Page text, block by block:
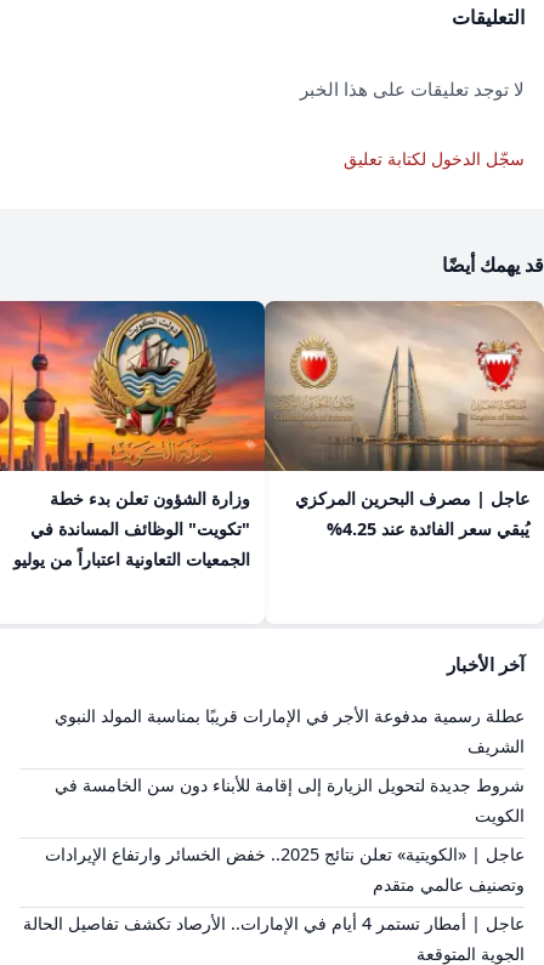
التعليقات
لا توجد تعليقات على هذا الخبر
سجّل الدخول لكتابة تعليق
قد يهمك أيضًا
عاجل | مصرف البحرين المركزي
يُبقي سعر الفائدة عند 4.25%
​وزارة الشؤون تعلن بدء خطة
"تكويت" الوظائف المساندة في
الجمعيات التعاونية اعتباراً من يوليو
آخر الأخبار
عطلة رسمية مدفوعة الأجر في الإمارات قريبًا بمناسبة المولد النبوي
الشريف
شروط جديدة لتحويل الزيارة إلى إقامة للأبناء دون سن الخامسة في
الكويت
عاجل | «الكويتية» تعلن نتائج 2025.. خفض الخسائر وارتفاع الإيرادات
وتصنيف عالمي متقدم
عاجل | أمطار تستمر 4 أيام في الإمارات.. الأرصاد تكشف تفاصيل الحالة
الجوية المتوقعة